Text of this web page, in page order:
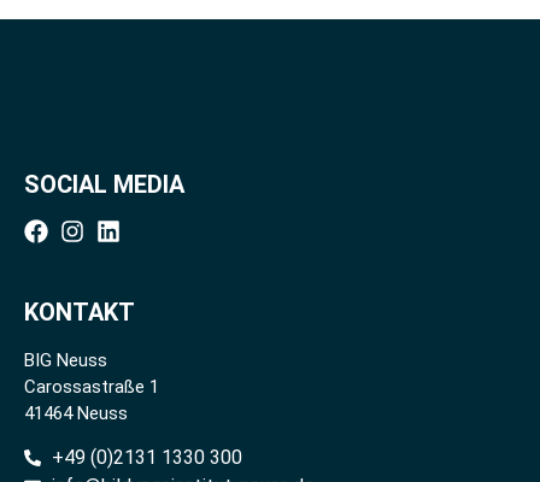
SOCIAL MEDIA
KONTAKT
BIG Neuss
Carossastraße 1
41464 Neuss
+49 (0)2131 1330 300